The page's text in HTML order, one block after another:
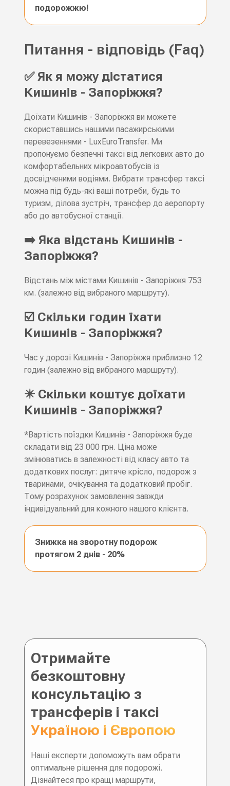
подорожжю!
Питання - відповідь (Faq)
✅ Як я можу дістатися
Кишинів - Запоріжжя?
Доїхати Кишинів - Запоріжжя ви можете
скориставшись нашими пасажирськими
перевезеннями - LuxEuroTransfer. Ми
пропонуємо безпечні таксі від легкових авто до
комфортабельних мікроавтобусів із
досвідченими водіями. Вибрати трансфер таксі
можна під будь-які ваші потреби, будь то
туризм, ділова зустріч, трансфер до аеропорту
або до автобусної станції.
➡️ Яка відстань Кишинів -
Запоріжжя?
Відстань між містами Кишинів - Запоріжжя 753
км. (залежно від вибраного маршруту).
☑️ Скільки годин їхати
Кишинів - Запоріжжя?
Час у дорозі Кишинів - Запоріжжя приблизно 12
годин (залежно від вибраного маршруту).
✴️ Скільки коштує доїхати
Кишинів - Запоріжжя?
*Вартість поїздки Кишинів - Запоріжжя буде
складати від 23 000 грн. Ціна може
змінюватись в залежності від класу авто та
додаткових послуг: дитяче крісло, подорож з
тваринами, очікування та додатковий пробіг.
Тому розрахунок замовлення завжди
індивідуальний для кожного нашого клієнта.
Знижка на зворотну подорож
протягом 2 днів - 20%
Отримайте
безкоштовну
консультацію з
трансферів і таксі
Україною і Європою
Наші експерти допоможуть вам обрати
оптимальне рішення для подорожі.
Дізнайтеся про кращі маршрути,